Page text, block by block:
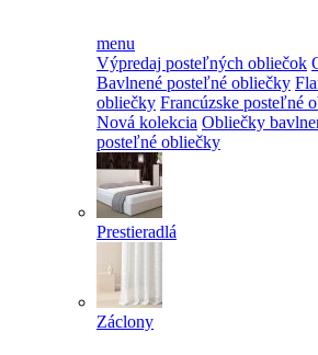
menu
Výpredaj posteľných obliečok
Bavlnené posteľné obliečky
obliečky Francúzske posteľné
Nová kolekcia Obliečky
posteľné obliečky
Prestieradlá
Záclony